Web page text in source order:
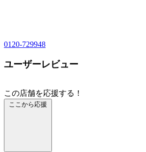
0120-729948
ユーザーレビュー
この店舗を応援する！
ここから応援